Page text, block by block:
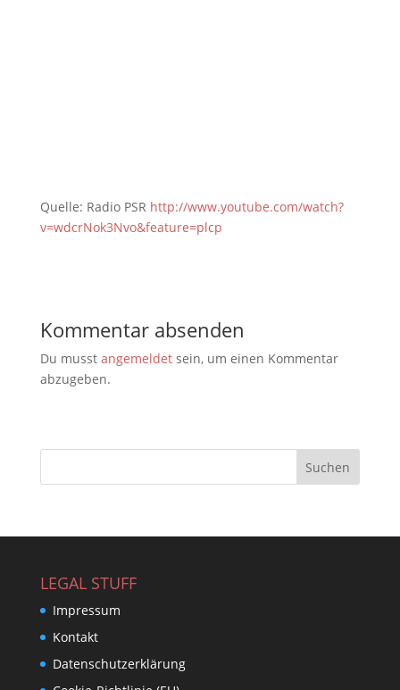
Quelle: Radio PSR http://www.youtube.com/watch?
v=wdcrNok3Nvo&feature=plcp
Kommentar absenden
Du musst angemeldetsein, um einen Kommentar
abzugeben.
LEGAL STUFF
Impressum
Kontakt
Datenschutzerklärung